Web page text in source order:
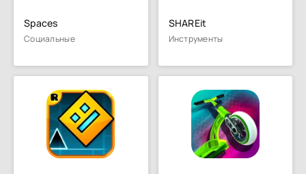
Spaces
Социальные
SHAREit
Инструменты